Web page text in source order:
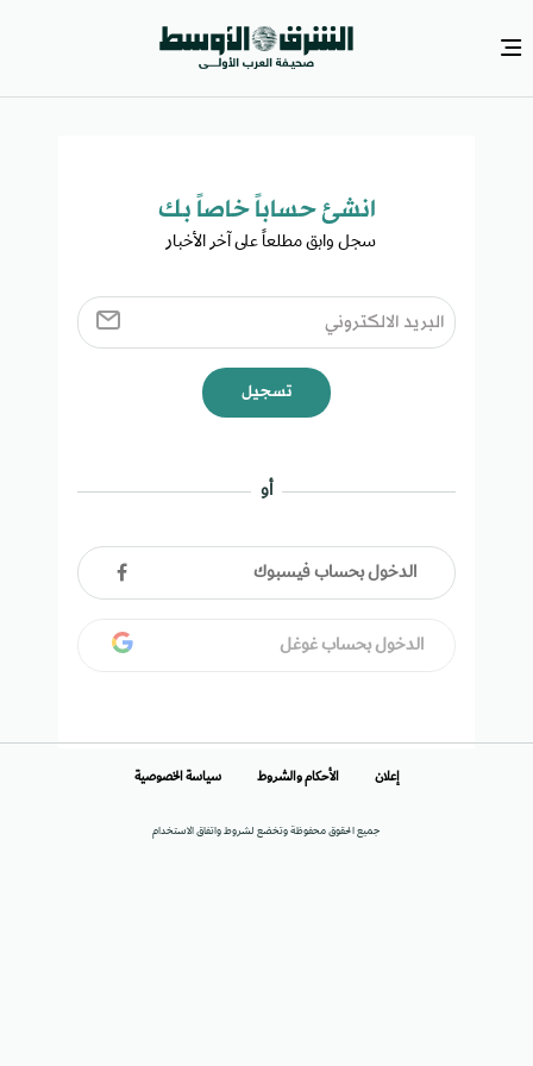
انشئ حساباً خاصاً بك​
سجل وابق مطلعاً على آخر الأخبار ​
تسجيل
أو
الدخول بحساب فيسبوك
الدخول بحساب غوغل
جميع الحقوق محفوظة وتخضع لشروط واتفاق الاستخدام
إعلان الأحكام والشروط سياسة الخصوصية